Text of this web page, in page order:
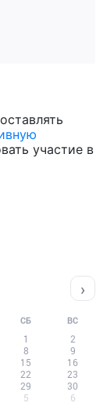
участие в
›
СБ ВС
1
2
8
9
15
16
22
23
29
30
5 6